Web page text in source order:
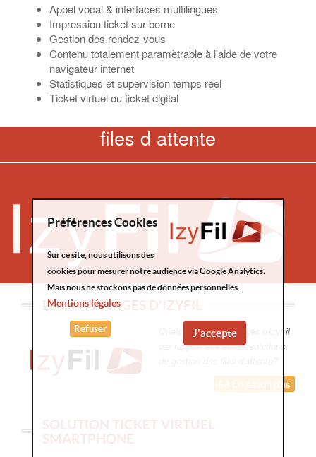
Appel vocal & interfaces multilingues
Impression ticket sur borne
Gestion des rendez-vous
Contenu totalement paramètrable à l'aide de votre
navigateur internet
Statistiques et supervision temps réel
Ticket virtuel ou ticket digital
files d attente
LES AVANTAGES D'IZYFIL
Quels sont les avantages d'IzyFil
par rapport aux autres solutions
En savoir plus
SOLUTION TICKET VIRTUEL
SMARTPHONE
Préférences Cookies
Sur ce site, nous utilisons des
cookies pour mesurer notre audience via Google Analytics.
Mais nous ne stockons pas de données personnelles.
Mentions légales
J'accepte
Refuser